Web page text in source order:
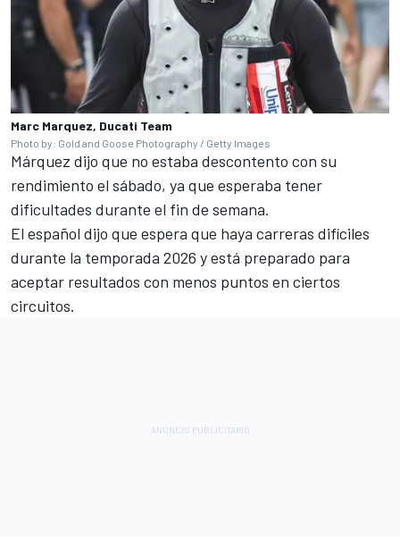
Marc Marquez, Ducati Team
Photo by: Gold and Goose Photography / Getty Images
Márquez dijo que no estaba descontento con su
rendimiento el sábado, ya que esperaba tener
dificultades durante el fin de semana.
El español dijo que espera que haya carreras difíciles
durante la temporada 2026 y está preparado para
aceptar resultados con menos puntos en ciertos
circuitos.